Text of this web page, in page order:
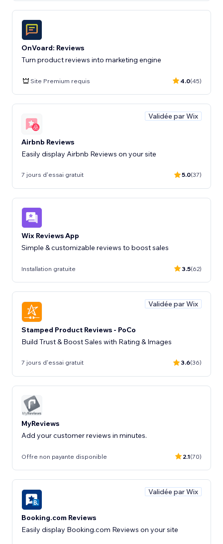
OnVoard: Reviews
Turn product reviews into marketing engine
Site Premium requis 4.0(45)
Validée par Wix
Airbnb Reviews
Easily display Airbnb Reviews on your site
7 jours d'essai gratuit 5.0(37)
Wix Reviews App
Installation gratuite 3.5(62)
Validée par Wix
Stamped Product Reviews - PoCo
Build Trust & Boost Sales with Rating & Images
7 jours d'essai gratuit 3.6(36)
MyReviews
Add your customer reviews in minutes.
Offre non payante disponible 2.1(70)
Validée par Wix
Booking.com Reviews
Easily display Booking.com Reviews on your site